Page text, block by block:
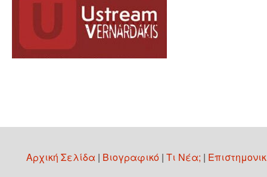
Αρχική Σελίδα | Βιογραφικό | Τι Νέα; |